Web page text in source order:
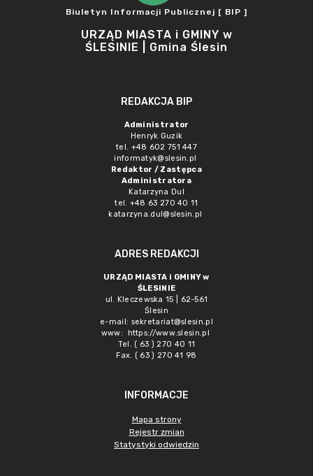
Biuletyn Informacji Publicznej [ BIP ]
URZĄD MIASTA i GMINY w
ŚLESINIE | Gmina Ślesin
REDAKCJA BIP
Administrator
Henryk Guzik
tel. +48 602 751 447
informatyk@slesin.pl
Redaktor / Zastępca
Administratora
Katarzyna Dul
tel. +48 63 270 40 11
katarzyna.dul@slesin.pl
ADRES REDAKCJI
URZĄD MIASTA i GMINY w
ŚLESINIE
ul. Kleczewska 15 | 62-561
Ślesin
e-mail: sekretariat@slesin.pl
www:
https://www.slesin.pl
Tel. ( 63 ) 270 40 11
Fax. ( 63 ) 270 41 98
INFORMACJE
Mapa strony
Rejestr zmian
Statystyki odwiedzin